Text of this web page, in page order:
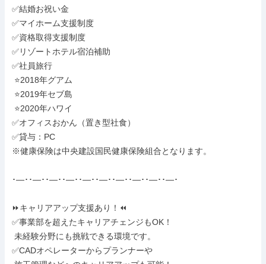
✅結婚お祝い金
✅マイホーム支援制度
✅資格取得支援制度
✅リゾートホテル宿泊補助
✅社員旅行
✅オフィスおかん（置き型社食）
✅貸与：PC
※健康保険は中央建設国民健康保険組合となります。
･―･･―･･―･･―･･―･･―･･―･･―･･―･･―･
⏩キャリアアップ支援あり！⏪
✅事業部を超えたキャリアチェンジもOK！
✅CADオペレーターからプランナーや